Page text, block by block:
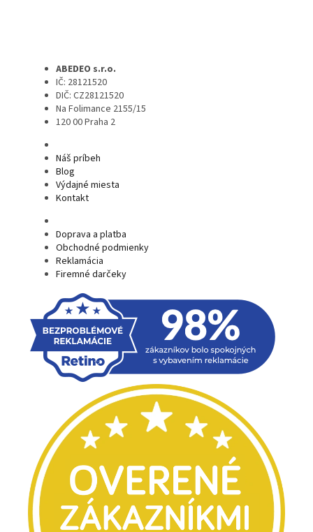
ABEDEO s.r.o.
IČ: 28121520
DIČ: CZ28121520
Na Folimance 2155/15
120 00 Praha 2
Náš príbeh
Blog
Výdajné miesta
Kontakt
Doprava a platba
Obchodné podmienky
Reklamácia
Firemné darčeky